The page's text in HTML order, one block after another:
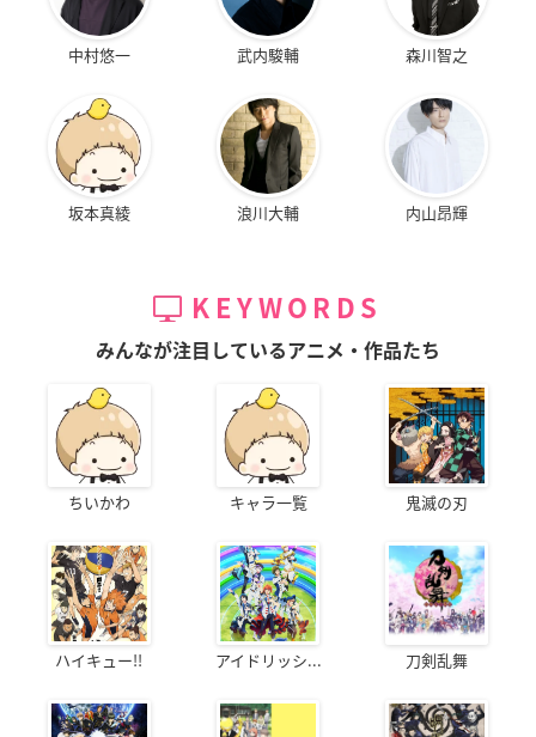
中村悠一 武内駿輔 森川智之
坂本真綾 浪川大輔 内山昂輝
KEYWORDS
みんなが注目しているアニメ・作品たち
ちいかわ キャラ一覧 鬼滅の刃
ハイキュー!! アイドリッシ... 刀剣乱舞